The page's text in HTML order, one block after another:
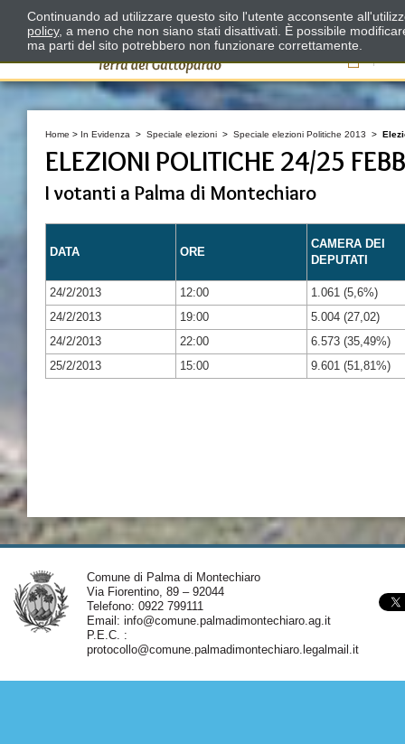
Il
Home > In Evidenza > Speciale elezioni > Speciale elezioni Politiche 2013 >
ELEZIONI POLITICHE 24/25
I votanti a Palma di Montechiaro
DATA ORE
CAMERA DEI
DEPUTATI
24/2/2013 12:00
1.061 (5,6%)
24/2/2013
19:00
5.004 (27,02)
24/2/2013
22:00
6.573 (35,49%)
25/2/2013
15:00 9.601 (51,81%)
Comune di Palma di Montechiaro
Via Fiorentino, 89 – 92044
Telefono: 0922 799111
Email: info@comune.palmadimontechiaro.ag.it
P.E.C. :
protocollo@comune.palmadimontechiaro.legalmail.it
Continuando ad utilizzare questo sito l'utente acconsente
policy, a meno che non siano stati disattivati. È possibile
ma parti del sito potrebbero non funzionare correttamente.